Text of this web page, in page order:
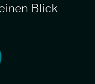
Blick